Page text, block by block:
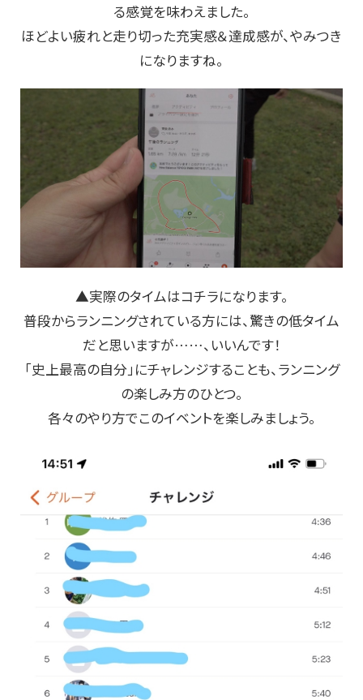
る感覚を味わえました。
ほどよい疲れと走り切った充実感＆達成感が、やみつき
になりますね。
▲実際のタイムはコチラになります。
普段からランニングされている方には、驚きの低タイム
だと思いますが……、いいんです！
「史上最高の自分」にチャレンジすることも、ランニング
の楽しみ方のひとつ。
各々のやり方でこのイベントを楽しみましょう。